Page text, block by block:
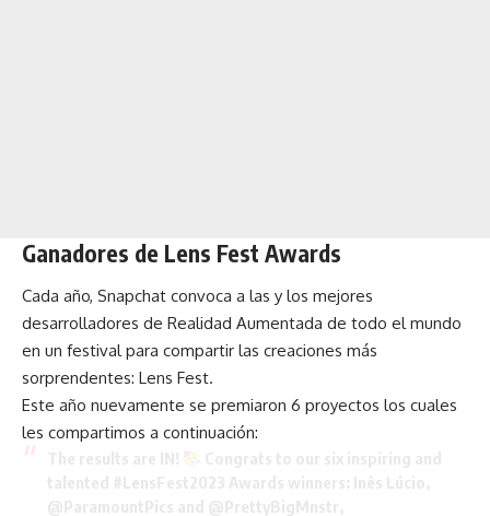
Ganadores de Lens Fest Awards
Cada año, Snapchat convoca a las y los mejores
desarrolladores de Realidad Aumentada de todo el mundo
en un festival para compartir las creaciones más
sorprendentes: Lens Fest.
Este año nuevamente se premiaron 6 proyectos los cuales
les compartimos a continuación: